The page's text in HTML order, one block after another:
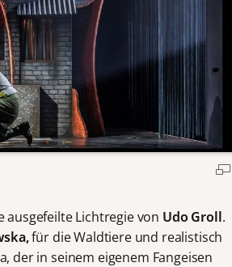
Lichtregie von Udo Groll.
für die Waldtiere und realistisch
der in seinem eigenem Fangeisen